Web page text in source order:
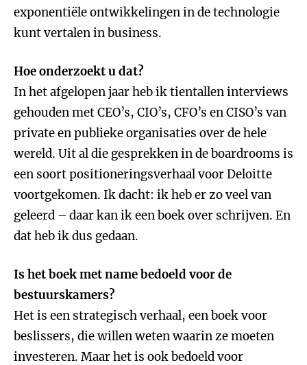
exponentiële ontwikkelingen in de technologie
kunt vertalen in business.
Hoe onderzoekt u dat?
In het afgelopen jaar heb ik tientallen interviews
gehouden met CEO’s, CIO’s, CFO’s en CISO’s van
private en publieke organisaties over de hele
wereld. Uit al die gesprekken in de boardrooms is
een soort positioneringsverhaal voor Deloitte
voortgekomen. Ik dacht: ik heb er zo veel van
geleerd – daar kan ik een boek over schrijven. En
dat heb ik dus gedaan.
Is het boek met name bedoeld voor de
bestuurskamers?
Het is een strategisch verhaal, een boek voor
beslissers, die willen weten waarin ze moeten
investeren. Maar het is ook bedoeld voor